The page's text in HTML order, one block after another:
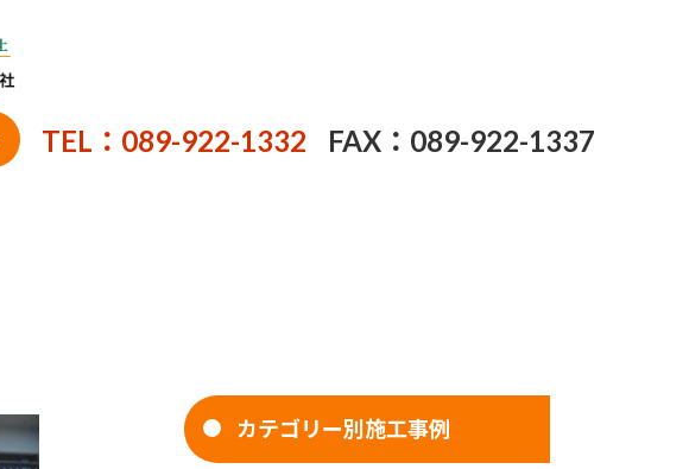
TEL：089-922-1332 FAX：089-922-1337
カテゴリー別施工事例